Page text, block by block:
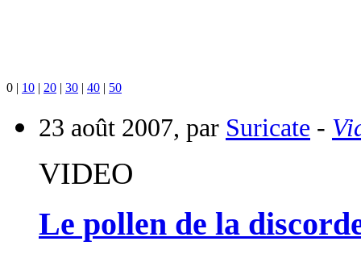
0 | 10 | 20 | 30 | 40 | 50
23 août 2007, par Suricate -
VIDEO
Le pollen de la